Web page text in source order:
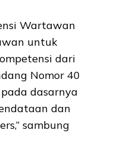
Wartawan
untuk
dari
Nomor 40
dasarnya
dan
sambung